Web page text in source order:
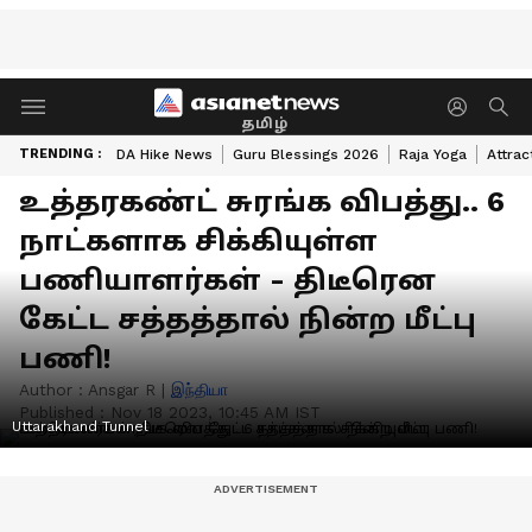
தமிழ்
TRENDING : DA Hike News Guru Blessings 2026 Raja Yoga
உத்தரகண்ட் சுரங்க விபத்து.. 6
நாட்களாக சிக்கியுள்ள
பணியாளர்கள் - திடீரென
கேட்ட சத்தத்தால் நின்ற மீட்பு
பணி!
Author : Ansgar R | இந்தியா
Published : Nov 18 2023, 10:45 AM IST
Uttarakhand Tunnel